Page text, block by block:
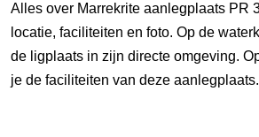
Alles over Marrekrite aanlegplaats PR
locatie, faciliteiten en foto. Op de
de ligplaats in zijn directe omgeving.
je de faciliteiten van deze aanlegplaats.